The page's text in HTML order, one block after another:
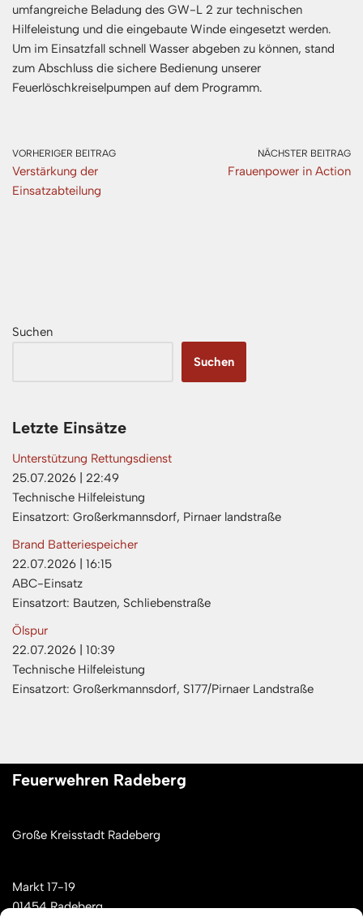
umfangreiche Beladung des GW-L 2 zur technischen
Hilfeleistung und die eingebaute Winde eingesetzt werden.
Um im Einsatzfall schnell Wasser abgeben zu können, stand
zum Abschluss die sichere Bedienung unserer
Feuerlöschkreiselpumpen auf dem Programm.
VORHERIGER BEITRAG
Verstärkung der
Einsatzabteilung
NÄCHSTER BEITRAG
Frauenpower in Action
Suchen
Suchen
Letzte Einsätze
Unterstützung Rettungsdienst
25.07.2026
22:49
Technische Hilfeleistung
Einsatzort: Großerkmannsdorf, Pirnaer landstraße
Brand Batteriespeicher
22.07.2026
16:15
ABC-Einsatz
Einsatzort: Bautzen, Schliebenstraße
Ölspur
22.07.2026
10:39
Technische Hilfeleistung
Einsatzort: Großerkmannsdorf, S177/Pirnaer Landstraße
Feuerwehren Radeberg
Große Kreisstadt Radeberg
Markt 17-19
01454 Radeberg